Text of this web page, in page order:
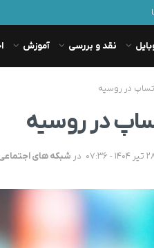
نقد و بررسی آموزش
در روسیه
در روسیه
در شبکه های